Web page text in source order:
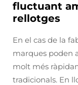
fluctuant
rellotges
En el cas de la
marques poden
molt més
tradicionals. En